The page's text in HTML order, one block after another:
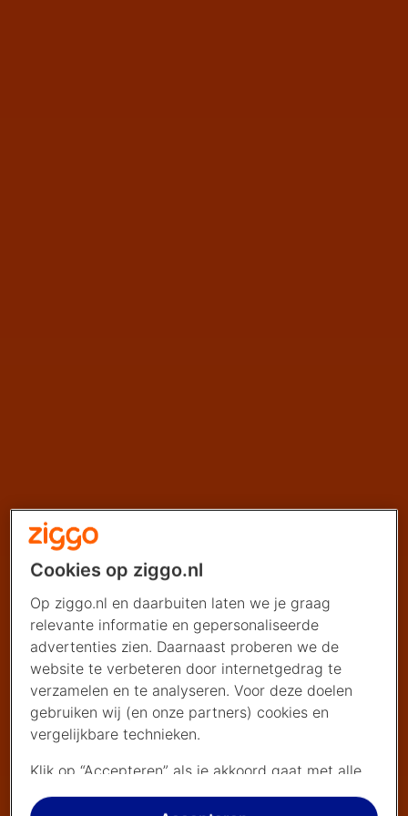
Cookies op ziggo.nl
Op ziggo.nl en daarbuiten laten we je graag
relevante informatie en gepersonaliseerde
advertenties zien. Daarnaast proberen we de
website te verbeteren door internetgedrag te
verzamelen en te analyseren. Voor deze doelen
gebruiken wij (en onze partners) cookies en
vergelijkbare technieken.
Klik op “Accepteren” als je akkoord gaat met alle
cookies. Kies je voor “Nee, liever niet”, dan